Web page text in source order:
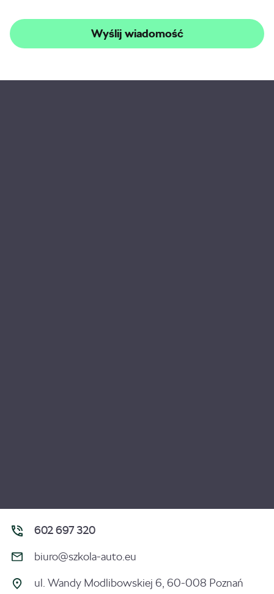
602 697 320
biuro@szkola-auto.eu
ul. Wandy Modlibowskiej 6, 60-008 Poznań